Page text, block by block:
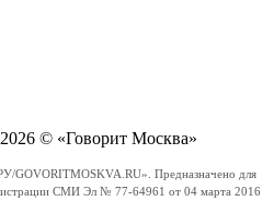
© «Говорит Москва»
Предназначено для
СМИ Эл № 77-64961 от 04 марта 2016